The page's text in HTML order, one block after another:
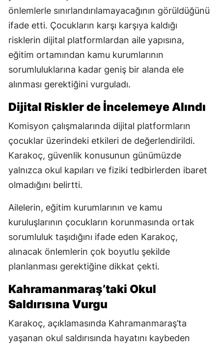
önlemlerle sınırlandırılamayacağının görüldüğünü
ifade etti. Çocukların karşı karşıya kaldığı
risklerin dijital platformlardan aile yapısına,
eğitim ortamından kamu kurumlarının
sorumluluklarına kadar geniş bir alanda ele
alınması gerektiğini vurguladı.
Dijital Riskler de İncelemeye Alındı
Komisyon çalışmalarında dijital platformların
çocuklar üzerindeki etkileri de değerlendirildi.
Karakoç, güvenlik konusunun günümüzde
yalnızca okul kapıları ve fiziki tedbirlerden ibaret
olmadığını belirtti.
Ailelerin, eğitim kurumlarının ve kamu
kuruluşlarının çocukların korunmasında ortak
sorumluluk taşıdığını ifade eden Karakoç,
alınacak önlemlerin çok boyutlu şekilde
planlanması gerektiğine dikkat çekti.
Kahramanmaraş’taki Okul
Saldırısına Vurgu
Karakoç, açıklamasında Kahramanmaraş’ta
yaşanan okul saldırısında hayatını kaybeden